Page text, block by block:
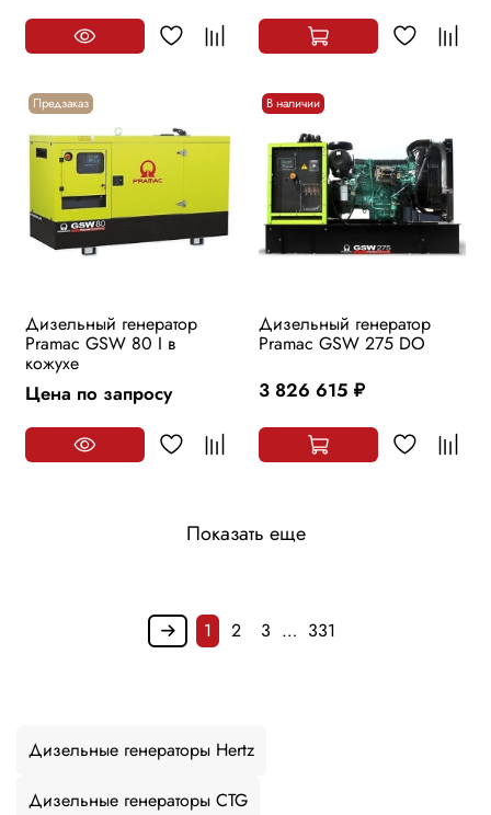
Предзаказ
Дизельный генератор
Pramac GSW 80 I в
кожухе
Цена по запросу
В наличии
Дизельный генератор
Pramac GSW 275 DO
3 826 615 руб.
Показать еще
1 2 3 … 331
Дизельные генераторы Hertz
Дизельные генераторы CTG